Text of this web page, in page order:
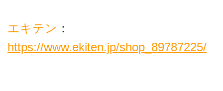
エキテン ：
https://www.ekiten.jp/shop_89787225/